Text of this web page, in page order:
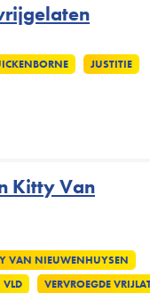
JUSTITIE
Kitty Van
VAN NIEUWENHUYSEN
VLD
VERVROEGDE